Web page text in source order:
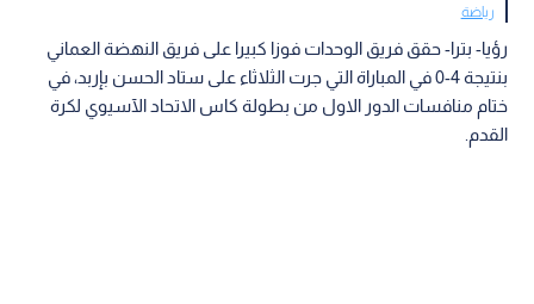
رياضة
رؤيا- بترا- حقق فريق الوحدات فوزا كبيرا على فريق النهضة العماني
بنتيجة 4-0 في المباراة التي جرت الثلاثاء على ستاد الحسن بإربد، في
ختام منافسات الدور الاول من بطولة كاس الاتحاد الآسيوي لكرة
القدم.